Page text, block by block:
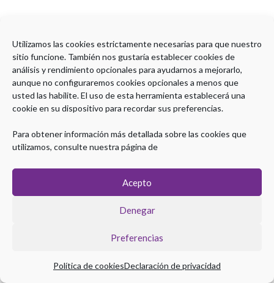
Utilizamos las cookies estrictamente necesarias para que nuestro
sitio funcione. También nos gustaría establecer cookies de
análisis y rendimiento opcionales para ayudarnos a mejorarlo,
aunque no configuraremos cookies opcionales a menos que
usted las habilite. El uso de esta herramienta establecerá una
cookie en su dispositivo para recordar sus preferencias.
Para obtener información más detallada sobre las cookies que
utilizamos, consulte nuestra página de
Acepto
Denegar
Preferencias
Política de cookiesDeclaración de privacidad